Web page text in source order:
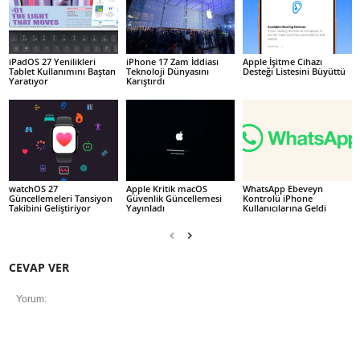
iPadOS 27 Yenilikleri
Tablet Kullanımını Baştan
Yaratıyor
iPhone 17 Zam İddiası
Teknoloji Dünyasını
Karıştırdı
Apple İşitme Cihazı
Desteği Listesini Büyüttü
watchOS 27
Güncellemeleri Tansiyon
Takibini Geliştiriyor
Apple Kritik macOS
Güvenlik Güncellemesi
Yayınladı
WhatsApp Ebeveyn
Kontrolü iPhone
Kullanıcılarına Geldi
CEVAP VER